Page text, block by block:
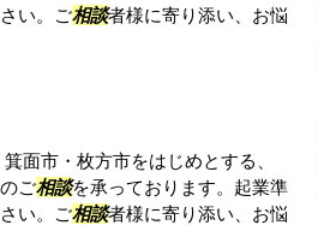
い。ご相談者様に寄り添い、お悩
面市・枚方市をはじめとする、
ご相談を承っております。起業準
い。ご相談者様に寄り添い、お悩